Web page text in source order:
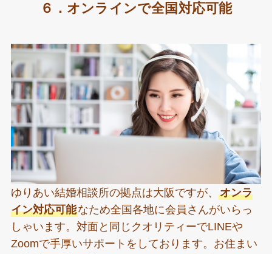
６．オンラインで全国対応可能
ゆりあい結婚相談所の拠点は大阪ですが、 オンラ
イン対応可能なため全国各地に会員さんがいらっ
しゃいます。対面と同じクオリティーでLINEや
Zoomで手厚いサポートをしております。お住まい